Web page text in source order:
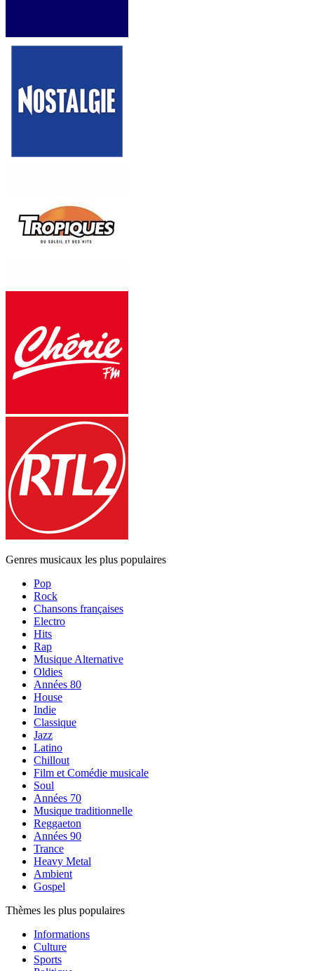
Genres musicaux les plus populaires
Pop
Rock
Chansons françaises
Electro
Hits
Rap
Musique Alternative
Oldies
Années 80
House
Indie
Classique
Jazz
Latino
Chillout
Film et Comédie musicale
Soul
Années 70
Musique traditionnelle
Reggaeton
Années 90
Trance
Heavy Metal
Ambient
Gospel
Thèmes les plus populaires
Informations
Culture
Sports